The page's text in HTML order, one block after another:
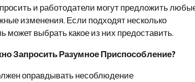
и работодатели могут предложить
изменения. Если подходят несколько
может выбрать какое из них предоставить.
Запросить Разумное Приспособление?
оправдывать несоблюдение